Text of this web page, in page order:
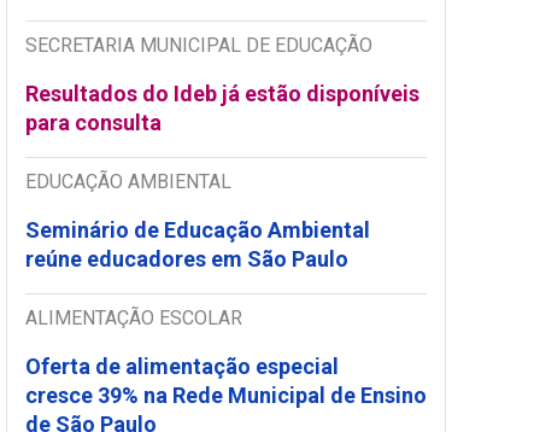
SECRETARIA MUNICIPAL DE EDUCAÇÃO
Resultados do Ideb já estão disponíveis
para consulta
EDUCAÇÃO AMBIENTAL
Seminário de Educação Ambiental
reúne educadores em São Paulo
ALIMENTAÇÃO ESCOLAR
Oferta de alimentação especial
cresce 39% na Rede Municipal de Ensino
de São Paulo